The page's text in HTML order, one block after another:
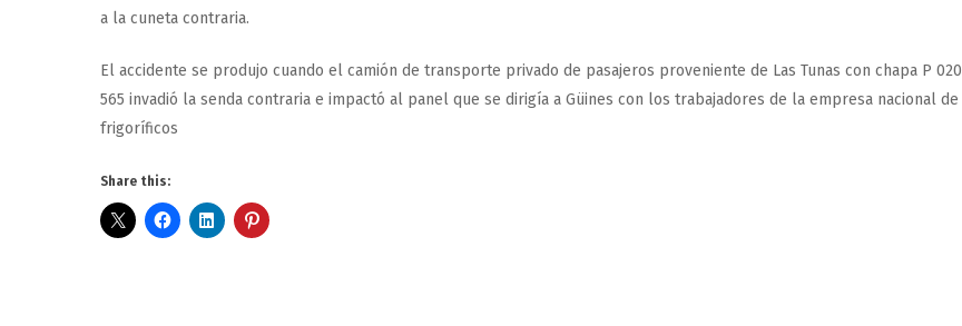
a la cuneta contraria.
El accidente se produjo cuando el camión de transporte privado de pasajeros proveniente de Las Tunas con chapa P 020
565 invadió la senda contraria e impactó al panel que se dirigía a Güines con los trabajadores de la empresa nacional de
frigoríficos
Share this: